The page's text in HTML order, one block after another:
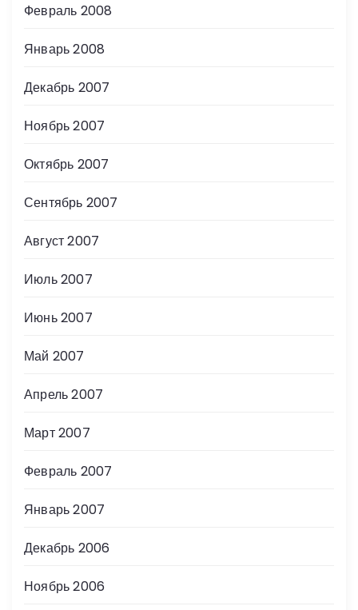
Февраль 2008
Январь 2008
Декабрь 2007
Ноябрь 2007
Октябрь 2007
Сентябрь 2007
Август 2007
Июль 2007
Июнь 2007
Май 2007
Апрель 2007
Март 2007
Февраль 2007
Январь 2007
Декабрь 2006
Ноябрь 2006